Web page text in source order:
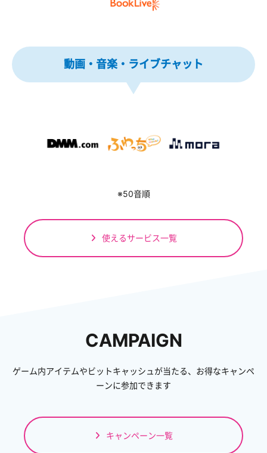
動画・音楽・ライブチャット
※50音順
使えるサービス一覧
CAMPAIGN
ゲーム内アイテムやビットキャッシュが当たる、お得なキャンペ
ーンに参加できます
キャンペーン一覧